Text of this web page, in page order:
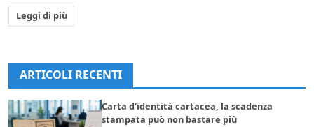
Leggi di più
ARTICOLI RECENTI
Carta d’identità cartacea, la scadenza
stampata può non bastare più